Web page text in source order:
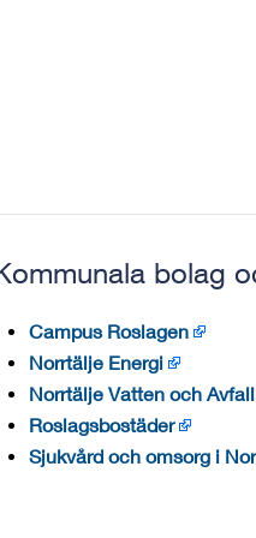
bolag
Campus Roslagen
Norrtälje Energi
Norrtälje Vatten och Avfall
Roslagsbostäder
Sjukvård och omsorg i